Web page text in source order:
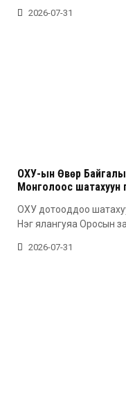
2026-07-31
ОХУ-ын Өвөр
Монголоос шатахуун
ОХУ дотооддоо
Нэг ялангуяа Оросын
2026-07-31